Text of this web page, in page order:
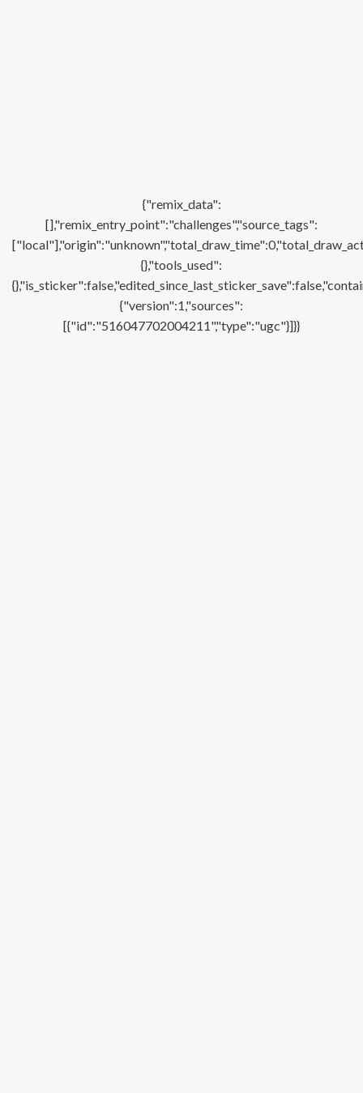
{"remix_data":
[],"remix_entry_point":"challenges","source_tags":
{},"tools_used":
{"version":1,"sources":
[{"id":"516047702004211","type":"ugc"}]}}